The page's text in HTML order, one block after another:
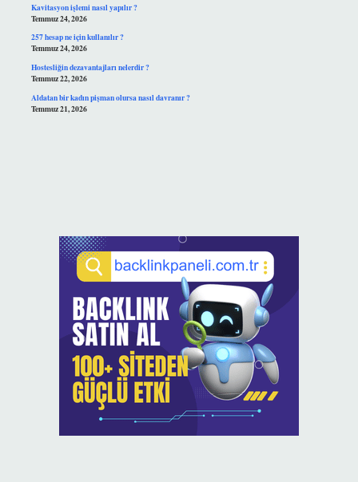
Kavitasyon işlemi nasıl yapılır ?
Temmuz 24, 2026
257 hesap ne için kullanılır ?
Temmuz 24, 2026
Hostesliğin dezavantajları nelerdir ?
Temmuz 22, 2026
Aldatan bir kadın pişman olursa nasıl davranır ?
Temmuz 21, 2026